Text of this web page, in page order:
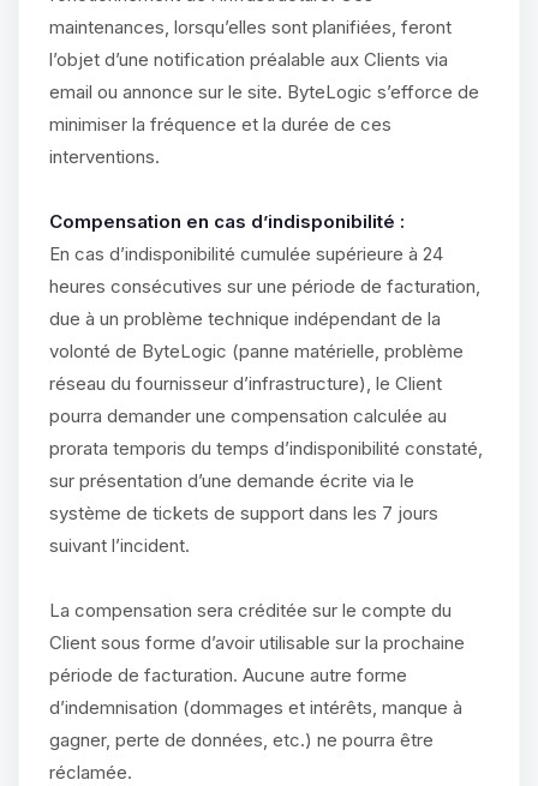
maintenances, lorsqu’elles sont planifiées, feront
l’objet d’une notification préalable aux Clients via
email ou annonce sur le site. ByteLogic s’efforce de
minimiser la fréquence et la durée de ces
interventions.
Compensation en cas d’indisponibilité :
En cas d’indisponibilité cumulée supérieure à 24
heures consécutives sur une période de facturation,
due à un problème technique indépendant de la
volonté de ByteLogic (panne matérielle, problème
réseau du fournisseur d’infrastructure), le Client
pourra demander une compensation calculée au
prorata temporis du temps d’indisponibilité constaté,
sur présentation d’une demande écrite via le
système de tickets de support dans les 7 jours
suivant l’incident.
La compensation sera créditée sur le compte du
Client sous forme d’avoir utilisable sur la prochaine
période de facturation. Aucune autre forme
d’indemnisation (dommages et intérêts, manque à
gagner, perte de données, etc.) ne pourra être
réclamée.